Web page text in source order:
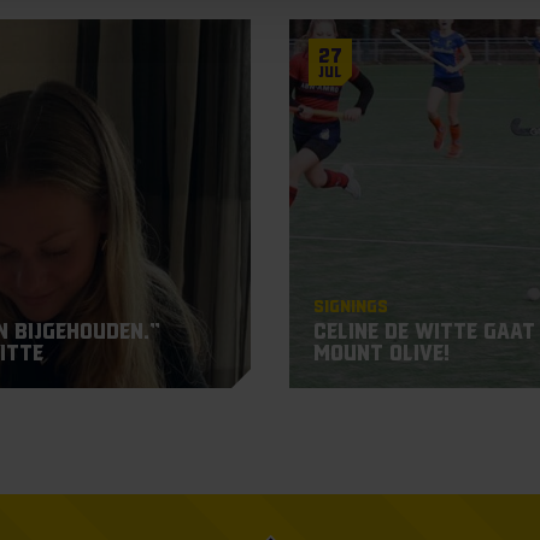
27
Jul
Signings
Celine de Witte
Mount Olive!